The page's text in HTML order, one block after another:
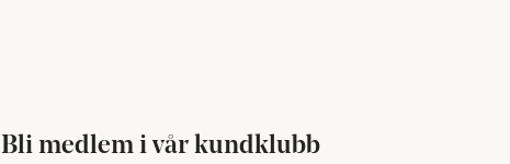
Bli medlem i vår kundklubb